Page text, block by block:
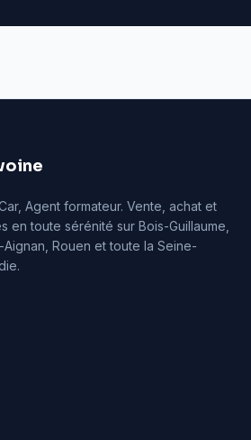
Agent formateur. Vente, achat et
en toute sérénité sur Bois-Guillaume,
Rouen et toute la Seine-